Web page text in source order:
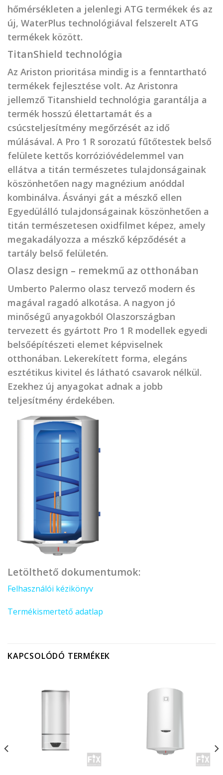
hőmérsékleten a jelenlegi ATG termékek és az
új, WaterPlus technológiával felszerelt ATG
termékek között.
TitanShield technológia
Az Ariston prioritása mindig is a fenntartható
termékek fejlesztése volt. Az Aristonra
jellemző Titanshield technológia garantálja a
termék hosszú élettartamát és a
csúcsteljesítmény megőrzését az idő
múlásával. A Pro 1 R sorozatú fűtőtestek belső
felülete kettős korrózióvédelemmel van
ellátva a titán természetes tulajdonságainak
köszönhetően nagy magnézium anóddal
kombinálva. Ásványi gát a mészkő ellen
Egyedülálló tulajdonságainak köszönhetően a
titán természetesen oxidfilmet képez, amely
megakadályozza a mészkő képződését a
tartály belső felületén.
Olasz design – remekmű az otthonában
Umberto Palermo olasz tervező modern és
magával ragadó alkotása. A nagyon jó
minőségű anyagokból Olaszországban
tervezett és gyártott Pro 1 R modellek egyedi
belsőépítészeti elemet képviselnek
otthonában. Lekerekített forma, elegáns
esztétikus kivitel és látható csavarok nélkül.
Ezekhez új anyagokat adnak a jobb
teljesítmény érdekében.
Letölthető dokumentumok:
Felhasználói kézikönyv
Termékismertető adatlap
KAPCSOLÓDÓ TERMÉKEK